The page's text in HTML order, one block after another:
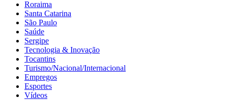
Roraima
Santa Catarina
São Paulo
Saúde
Sergipe
Tecnologia & Inovação
Tocantins
Turismo/Nacional/Internacional
Empregos
Esportes
Vídeos